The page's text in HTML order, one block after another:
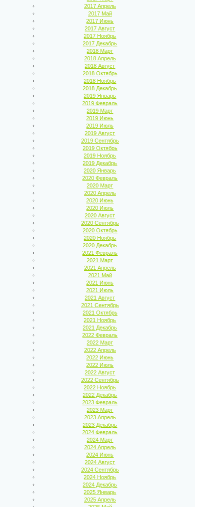
2017 Апрель
2017 Май
2017 Июнь
2017 Август
2017 Ноябрь
2017 Декабрь
2018 Март
2018 Апрель
2018 Август
2018 Октябрь
2018 Ноябрь
2018 Декабрь
2019 Январь
2019 Февраль
2019 Март
2019 Июнь
2019 Июль
2019 Август
2019 Сентябрь
2019 Октябрь
2019 Ноябрь
2019 Декабрь
2020 Январь
2020 Февраль
2020 Март
2020 Апрель
2020 Июнь
2020 Июль
2020 Август
2020 Сентябрь
2020 Октябрь
2020 Ноябрь
2020 Декабрь
2021 Февраль
2021 Март
2021 Апрель
2021 Май
2021 Июнь
2021 Июль
2021 Август
2021 Сентябрь
2021 Октябрь
2021 Ноябрь
2021 Декабрь
2022 Февраль
2022 Март
2022 Апрель
2022 Июнь
2022 Июль
2022 Август
2022 Сентябрь
2022 Ноябрь
2022 Декабрь
2023 Февраль
2023 Март
2023 Апрель
2023 Декабрь
2024 Февраль
2024 Март
2024 Апрель
2024 Июнь
2024 Август
2024 Сентябрь
2024 Ноябрь
2024 Декабрь
2025 Январь
2025 Апрель